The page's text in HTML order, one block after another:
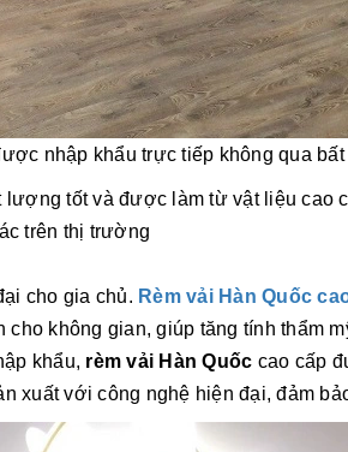
nhập khẩu trực tiếp không qua
lượng tốt và được làm từ vật liệu cao
trên thị trường
cho gia chủ. Rèm vải Hàn Quốc
không gian, giúp tăng tính thẩm
khẩu, rèm vải Hàn Quốc cao cấp
xuất với công nghệ hiện đại, đảm